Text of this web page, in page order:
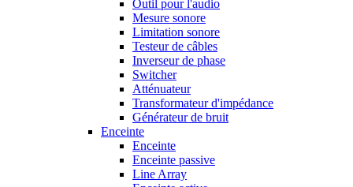
Outil pour l'audio
Mesure sonore
Limitation sonore
Testeur de câbles
Inverseur de phase
Switcher
Atténuateur
Transformateur d'impédance
Générateur de bruit
Enceinte
Enceinte
Enceinte passive
Line Array